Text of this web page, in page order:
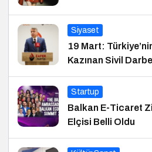
Siyaset
19 Mart:
Kazınan Sivil Darbe
Startup
Balkan E-Ticaret
Elçisi Belli Oldu